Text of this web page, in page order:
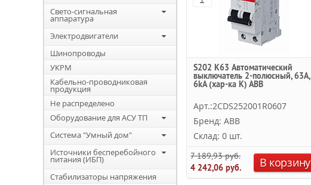
Свето-сигнальная
аппаратура
Электродвигатели
Шинопроводы
УКРМ
Кабельно-проводниковая
продукция
Не распределено
Оборудование для АСУ ТП
Система "Умный дом"
Источники бесперебойного
питания (ИБП)
Стабилизаторы напряжения
S202 K63 Автоматический
выключатель 2-полюсный, 63А,
6kA (хар-ка K) ABB
Арт.:2CDS252001R0607
Бренд: ABB
Склад: 0 шт.
7 189,93 руб.
4 242,06 руб.
В корзину